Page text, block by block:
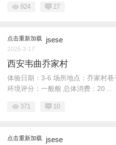
924 27
点击重新加载 jsese
2026-3-17
西安韦曲乔家村
体验日期：3-6 场所地点：乔家村
环境评分：一般般 总体消费：20 ...
371 10
点击重新加载 jsese